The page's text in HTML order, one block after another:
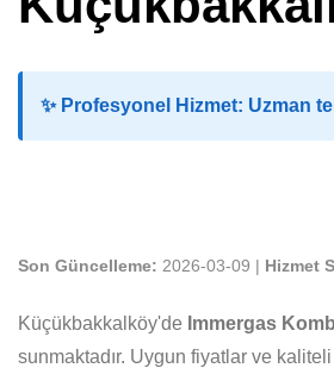
✨ Profesyonel Hizmet: Uzman
Son Güncelleme: 2026-03-09 | Hizmet
Küçükbakkalköy'de Immergas
sunmaktadır. Uygun fiyatlar ve